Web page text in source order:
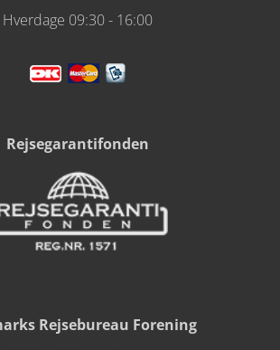
Hverdage 09:30 - 16:00
Rejsegarantifonden
Rejsebureau Forening